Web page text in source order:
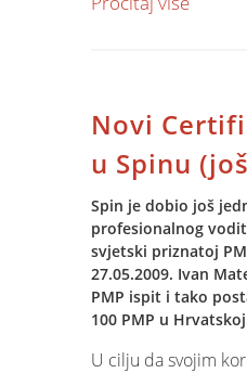
implementaciju BI
kvartalu 2010.
HRM portala
najave odsustva,
upravljanja
distribucije
osobnog profila
godišnji odmori,
Novi
u Spinu
Spin je dobio još
profesionalnog
svjetski priznatoj
27.05.2009. Ivan
PMP ispit i tako
100 PMP u
U cilju da svojim